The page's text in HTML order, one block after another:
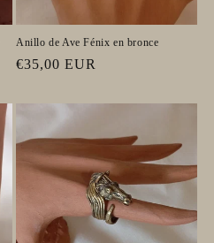
Anillo de Ave Fénix en bronce
Precio
€35,00 EUR